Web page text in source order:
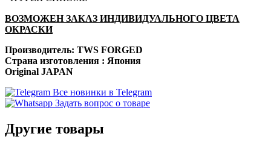
ВОЗМОЖЕН ЗАКАЗ ИНДИВИДУАЛЬНОГО ЦВЕТА
ОКРАСКИ
Производитель: TWS FORGED
Страна изготовления : Япония
Original JAPAN
Все новинки в Telegram
Задать вопрос о товаре
Другие товары